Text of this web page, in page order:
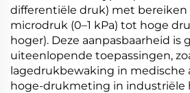
differentiële druk) met bereiken
microdruk (0–1 kPa) tot hoge
hoger). Deze aanpasbaarheid is
uiteenlopende toepassingen,
lagedrukbewaking in medische
hoge-drukmeting in industriële